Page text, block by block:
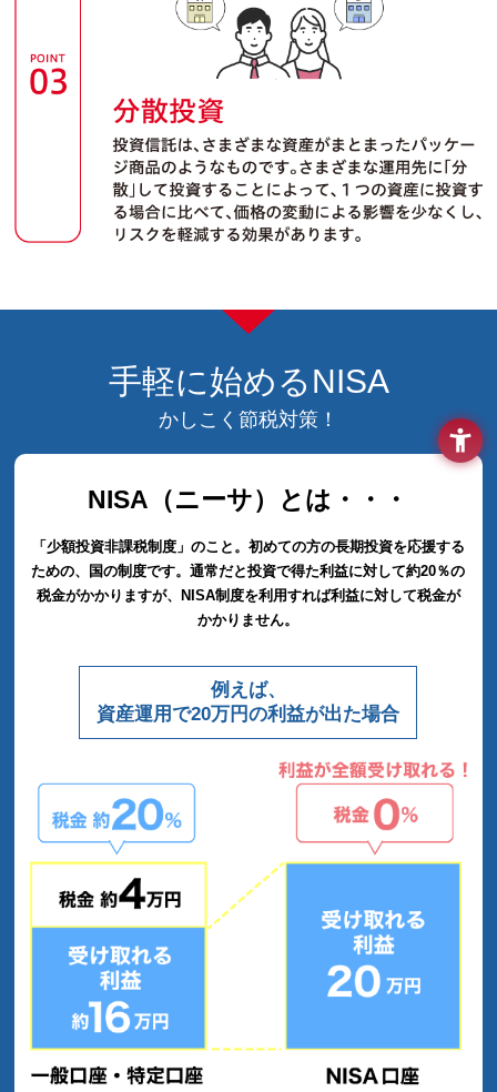
手軽に始めるNISA
かしこく節税対策！
NISA（ニーサ）とは・・・
「少額投資非課税制度」のこと。初めての方の長期投資を応援する
ための、
国の制度です。通常だと投資で得た利益に対して約20％の
税金がかかりますが、NISA制度を利用すれば利益に対して税金が
かかりません。
例えば、
資産運用で20万円の利益が出た場合